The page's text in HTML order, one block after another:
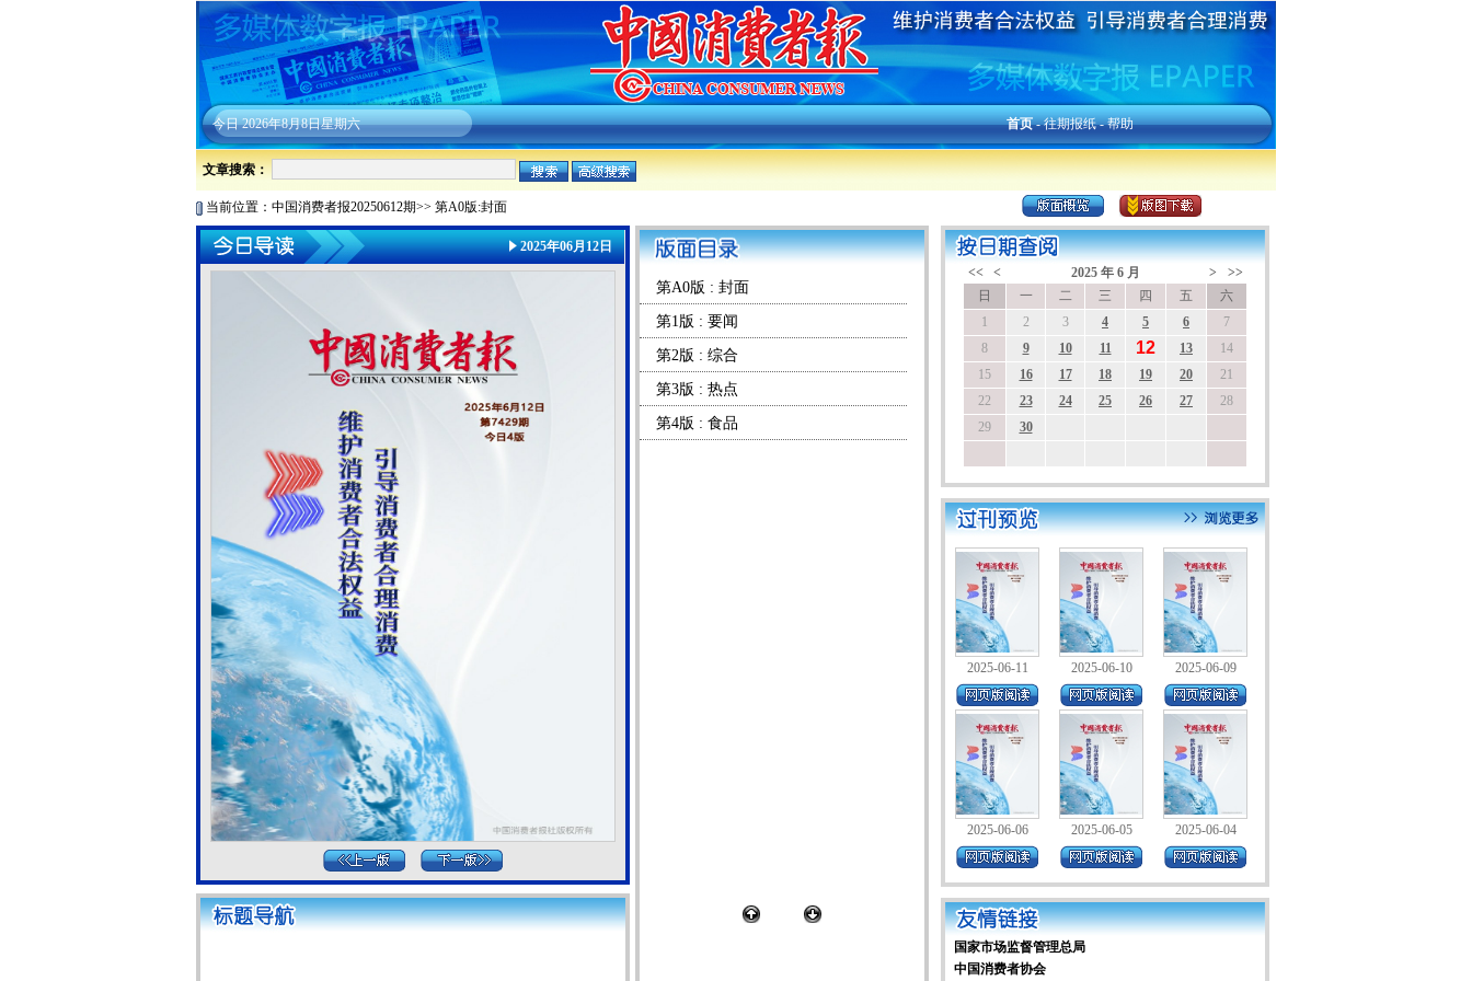
今日2026年8月8日星期六 首页-往期报纸-帮助
文章搜索：
当前位置： 中国消费者报20250612期>> 第A0版:封面
2025年06月12日
第A0版 : 封面
第1版 : 要闻
第2版 : 综合
第3版 : 热点
第4版 : 食品
2025-06-11 2025-06-10 2025-06-09
2025-06-06 2025-06-05 2025-06-04
国家市场监督管理总局
中国消费者协会